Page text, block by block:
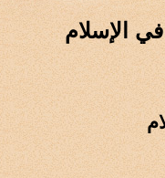
في الإسلام